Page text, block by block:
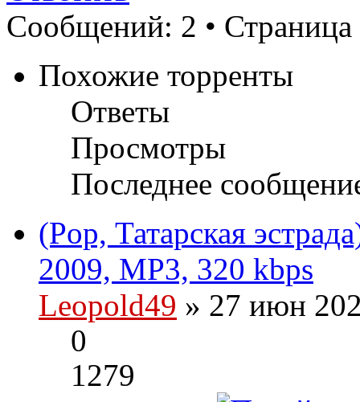
Сообщений: 2 • Страница
Похожие торренты
Ответы
Просмотры
Последнее
(Pop, Татарская
2009, MP3, 320 kbps
Leopold49 » 27 июн
0
1279